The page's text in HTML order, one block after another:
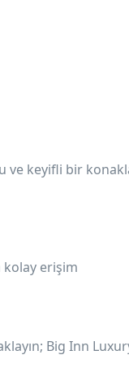
ve keyifli bir
kolay erişim
Big Inn